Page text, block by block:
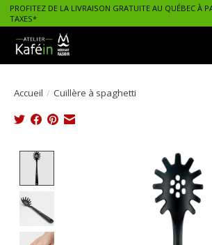
PROFITEZ DE LA LIVRAISON GRATUITE AU QUÉBEC À
TAXES*
Accueil / Cuillère à spaghetti
Product image slideshow